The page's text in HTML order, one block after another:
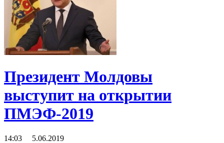
Президент Молдовы
выступит на открытии
ПМЭФ-2019
14:03 5.06.2019